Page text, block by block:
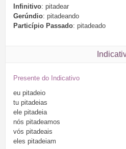
Infinitivo: pitadear
Gerúndio: pitadeando
Particípio Passado: pitadeado
Presente do Indicativo
eu pitadeio
tu pitadeias
ele pitadeia
nós pitadeamos
vós pitadeais
eles pitadeiam